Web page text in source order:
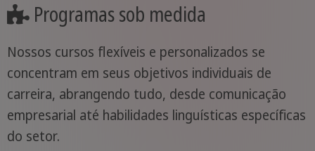
Programas sob medida
Nossos cursos flexíveis e personalizados se
concentram em seus objetivos individuais de
carreira, abrangendo tudo, desde comunicação
empresarial até habilidades linguísticas específicas
do setor.